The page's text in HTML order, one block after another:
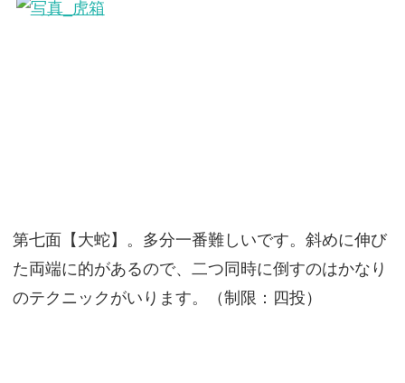
第七面【大蛇】。多分一番難しいです。斜めに伸び
た両端に的があるので、二つ同時に倒すのはかなり
のテクニックがいります。（制限：四投）